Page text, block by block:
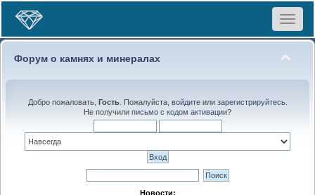
Toggle
Форум о камнях и минералах
Добро пожаловать, Гость. Пожалуйста, войдитеили зарегистрируйтесь.
Не получили письмо с кодом активации?
Новости: